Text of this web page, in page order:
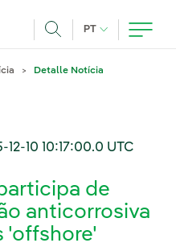
PT IDIOMA ATUAL,
Detalle Notícia
12-10 10:17:00.0 UTC
de
anticorrosiva
'offshore'